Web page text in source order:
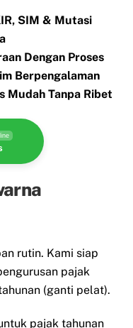
SIM & Mutasi
Dengan Proses
Berpengalaman
Mudah Tanpa Ribet
rutin. Kami siap
pajak
(ganti pelat).
pajak tahunan